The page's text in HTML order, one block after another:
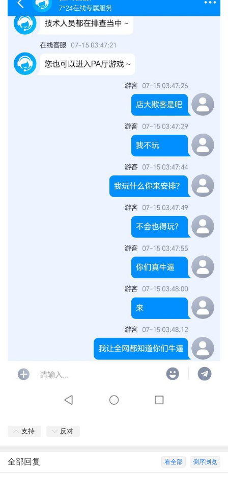
支持 反对
倒序浏览
看全部
全部回复